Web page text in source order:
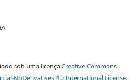
sob uma licençaCreative Commons
NoDerivatives 4.0 International License.